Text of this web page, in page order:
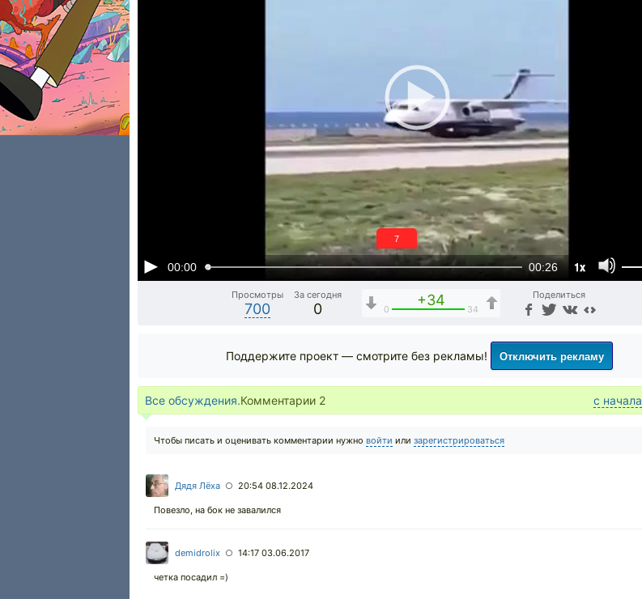
00:00 00:26 1x
6
Просмотры
700
За сегодня
0
+34
0 34
Поделиться
Поддержите проект — смотрите без рекламы! Отключить рекламу
Все обсуждения.Комментарии 2 с начала
Чтобы писать и оценивать комментарии нужно войти или зарегистрироваться
Дядя Лёха ○ 20:54 08.12.2024
Повезло, на бок не завалился
demidrolix ○ 14:17 03.06.2017
четка посадил =)